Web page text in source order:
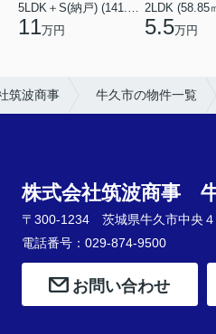
5LDK＋S(納戸) (141.15㎡)
11万円
2LDK (58.85
5.5万円
筑波商事 牛久市の物件一覧
株式会社筑波商事
〒300-1234 茨城県牛久市中央
電話番号：029-874-9500
お問い合わせ